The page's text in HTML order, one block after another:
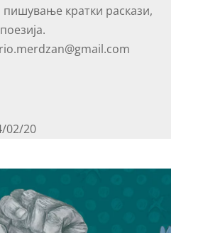
кратки раскази,
02/20